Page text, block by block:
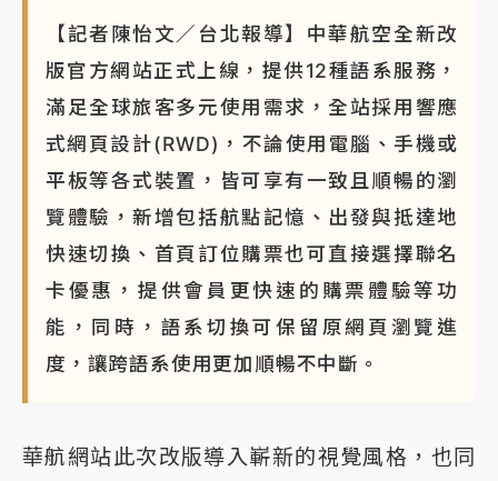
【記者陳怡文／台北報導】中華航空全新改
版官方網站正式上線，提供12種語系服務，
滿足全球旅客多元使用需求，全站採用響應
式網頁設計(RWD)，不論使用電腦、手機或
平板等各式裝置，皆可享有一致且順暢的瀏
覽體驗，新增包括航點記憶、出發與抵達地
快速切換、首頁訂位購票也可直接選擇聯名
卡優惠，提供會員更快速的購票體驗等功
能，同時，語系切換可保留原網頁瀏覽進
度，讓跨語系使用更加順暢不中斷。
華航網站此次改版導入嶄新的視覺風格，也同